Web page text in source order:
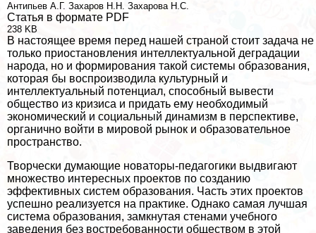
Антипьев А.Г. Захаров Н.Н. Захарова Н.С.
Статья в формате PDF
238 KB
В настоящее время перед нашей страной стоит задача не
только приостановления интеллектуальной деградации
народа, но и формирования такой системы образования,
которая бы воспроизводила культурный и
интеллектуальный потенциал, способный вывести
общество из кризиса и придать ему необходимый
экономический и социальный динамизм в перспективе,
органично войти в мировой рынок и образовательное
прострaнcтво.
Творчески думающие новаторы-педагогики выдвигают
множество интересных проектов по созданию
эффективных систем образования. Часть этих проектов
успешно реализуется на пpaктике. Однако самая лучшая
система образования, замкнутая стенами учебного
заведения без востребованности обществом в этой